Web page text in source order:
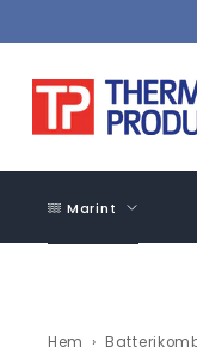
Marint
Hem ›